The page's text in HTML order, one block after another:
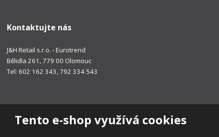
Tento e-shop využívá cookies
Kontaktujte nás
J&H Retail s.r.o. - Eurotrend
Bělidla 261, 779 00 Olomouc
Tel: 602 162 343, 792 334 543